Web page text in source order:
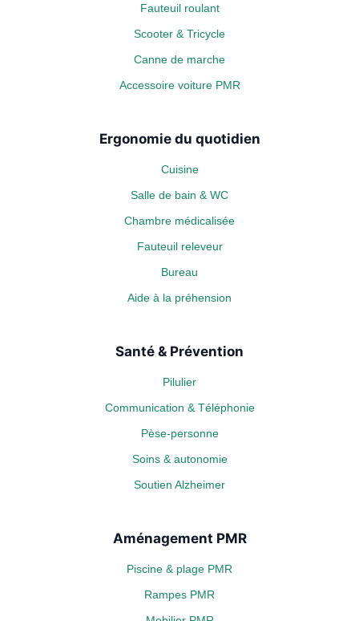
Fauteuil roulant
Scooter & Tricycle
Canne de marche
Accessoire voiture PMR
Ergonomie du quotidien
Cuisine
Salle de bain & WC
Chambre médicalisée
Fauteuil releveur
Bureau
Aide à la préhension
Santé & Prévention
Pilulier
Communication & Téléphonie
Pèse-personne
Soins & autonomie
Soutien Alzheimer
Aménagement PMR
Piscine & plage PMR
Rampes PMR